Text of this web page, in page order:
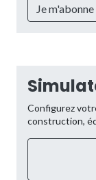
Configurez
construction,